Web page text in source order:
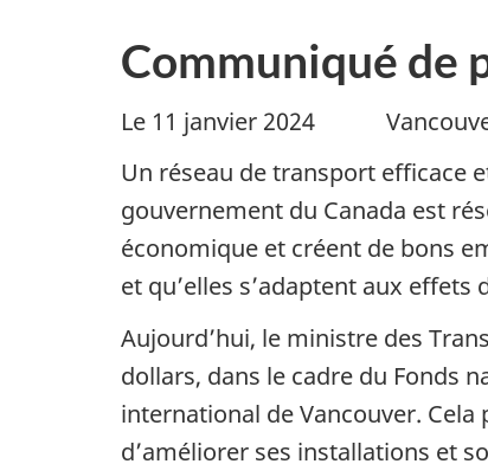
Communiqué de
Le 11 janvier 2024
Un réseau de transport efficace
gouvernement du Canada est
économique et créent de bons
et qu’elles s’adaptent aux
Aujourd’hui, le ministre des
dollars, dans le cadre du Fonds
international de Vancouver.
d’améliorer ses installations et